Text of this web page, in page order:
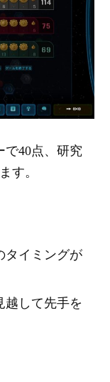
で40点、研究
す。
タイミングが
越して先手を